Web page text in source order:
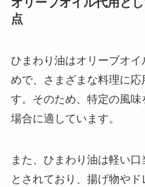
点
ひまわり油はオリーブオイ
めで、さまざまな料理に
す。そのため、特定の風
場合に適しています。
また、ひまわり油は軽い
とされており、揚げ物や